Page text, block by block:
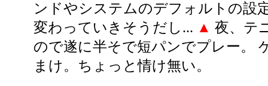
ンドやシステムのデフォルトの設
変わっていきそうだし... ▲ 夜、テ
ので遂に半そで短パンでプレー。
まけ。ちょっと情け無い。